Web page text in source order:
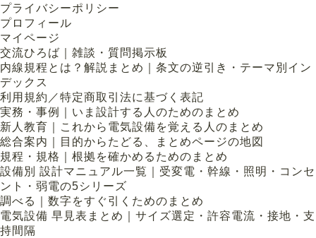
プライバシーポリシー
プロフィール
マイページ
交流ひろば｜雑談・質問掲示板
内線規程とは？解説まとめ｜条文の逆引き・テーマ別イン
デックス
利用規約／特定商取引法に基づく表記
実務・事例｜いま設計する人のためのまとめ
新人教育｜これから電気設備を覚える人のまとめ
総合案内｜目的からたどる、まとめページの地図
規程・規格｜根拠を確かめるためのまとめ
設備別 設計マニュアル一覧｜受変電・幹線・照明・コンセ
ント・弱電の5シリーズ
調べる｜数字をすぐ引くためのまとめ
電気設備 早見表まとめ｜サイズ選定・許容電流・接地・支
持間隔